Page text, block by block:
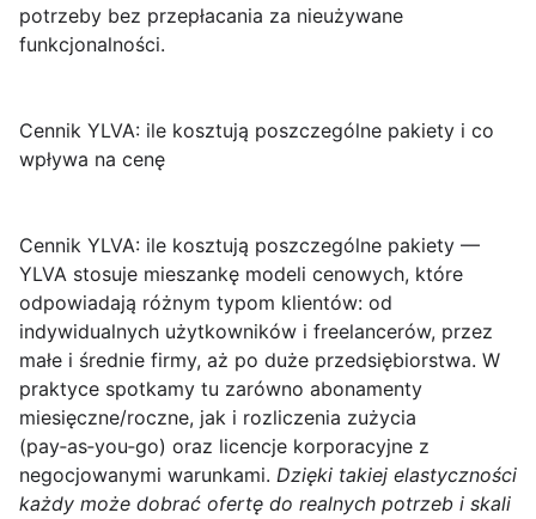
potrzeby bez przepłacania za nieużywane
funkcjonalności.
Cennik YLVA: ile kosztują poszczególne pakiety i co
wpływa na cenę
Cennik YLVA: ile kosztują poszczególne pakiety —
YLVA stosuje mieszankę modeli cenowych, które
odpowiadają różnym typom klientów: od
indywidualnych użytkowników i freelancerów, przez
małe i średnie firmy, aż po duże przedsiębiorstwa. W
praktyce spotkamy tu zarówno abonamenty
miesięczne/roczne, jak i rozliczenia zużycia
(pay‑as‑you‑go) oraz licencje korporacyjne z
negocjowanymi warunkami. Dzięki takiej elastyczności
każdy może dobrać ofertę do realnych potrzeb i skali